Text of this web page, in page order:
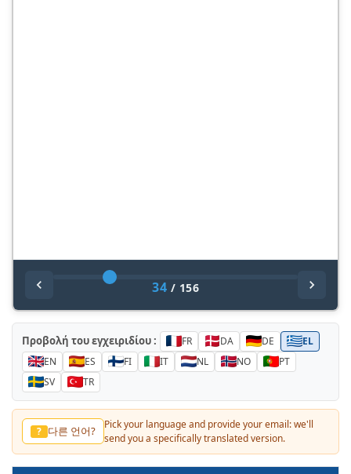
34 / 156
Προβολή του εγχειριδίου : FR DA DE
EL
EN
ES FI IT NL NO
PT
SV
TR
? 다른 언어?
Pick your language and provide your email: we'll
send you a specifically translated version.